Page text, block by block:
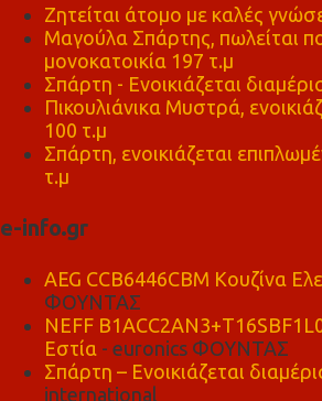
Ζητείται άτομο με καλές
Μαγούλα Σπάρτης, πωλείται
μονοκατοικία 197 τ.μ
Σπάρτη - Ενοικιάζεται
Πικουλιάνικα Μυστρά,
100 τ.μ
Σπάρτη, ενοικιάζεται
τ.μ
e-info.gr
AEG CCB6446CBM Κουζίνα
ΦΟΥΝΤΑΣ
NEFF
Εστία - euronics ΦΟΥΝΤΑΣ
Σπάρτη – Ενοικιάζεται
international